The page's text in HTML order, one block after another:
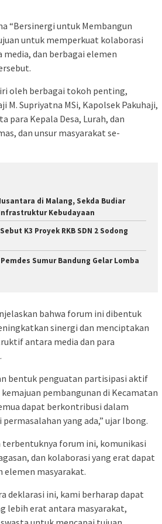
“Bersinergi untuk Membangun
untuk memperkuat kolaborasi
dan berbagai elemen
oleh berbagai tokoh penting,
M. Supriyatna MSi, Kapolsek Pakuhaji,
para Kepala Desa, Lurah, dan
dan unsur masyarakat se-
di Malang, Sekda Budiar
Kebudayaan
K3 Proyek RKB SDN 2 Sodong
Sumur Bandung Gelar Lomba
bahwa forum ini dibentuk
sinergi dan menciptakan
antara media dan para
bentuk penguatan partisipasi aktif
pembangunan di Kecamatan
dapat berkontribusi dalam
yang ada,” ujar Ibong.
terbentuknya forum ini, komunikasi
dan kolaborasi yang erat dapat
elemen masyarakat.
deklarasi ini, kami berharap dapat
lebih erat antara masyarakat,